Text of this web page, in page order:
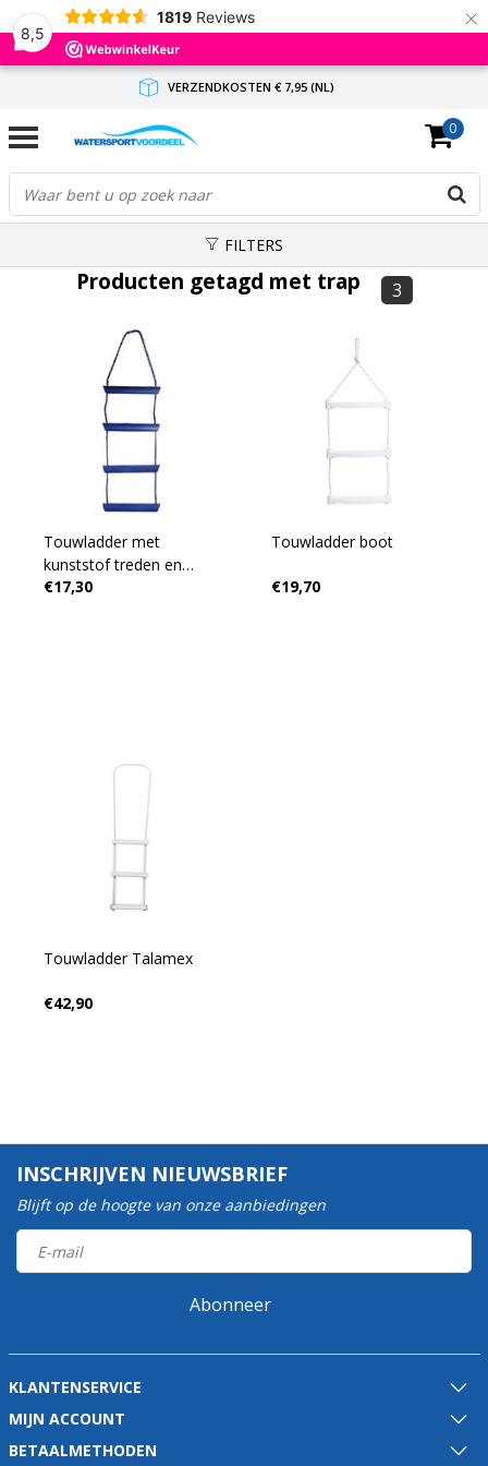
8,5
1819 Reviews ×
VERZENDKOSTEN € 7,95 (NL)
GRATIS VERZENDING(NL) VANAF € 65,-
BINNEN 1-3 WERKDAGEN ANTWOORD
0
FILTERS
Producten getagd met trap 3
Touwladder met
kunststof treden en
synthetische lijn
€17,30
Touwladder boot
€19,70
Touwladder Talamex
€42,90
INSCHRIJVEN NIEUWSBRIEF
Blijft op de hoogte van onze aanbiedingen
Abonneer
KLANTENSERVICE
MIJN ACCOUNT
BETAALMETHODEN